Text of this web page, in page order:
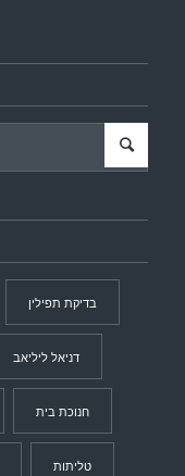
בדיקת תפילין
דניאל ליליאב
חנוכת בית
טליתות